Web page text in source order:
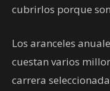
cubrirlos porque
Los aranceles
cuestan varios
carrera